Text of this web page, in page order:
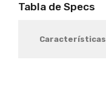
Tabla de Specs
Características